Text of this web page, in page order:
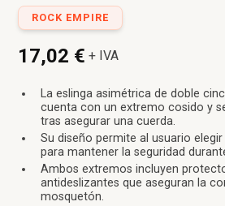
ROCK EMPIRE
17,02 € + IVA
La eslinga asimétrica de doble
cuenta con un extremo cosido y
tras asegurar una cuerda.
Su diseño permite al usuario
para mantener la seguridad
Ambos extremos incluyen
antideslizantes que aseguran la
mosquetón.